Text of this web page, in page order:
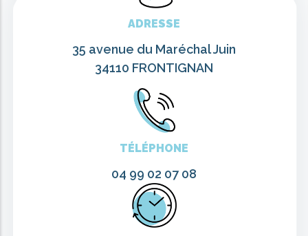
ADRESSE
35 avenue du Maréchal Juin
34110 FRONTIGNAN
TÉLÉPHONE
04 99 02 07 08